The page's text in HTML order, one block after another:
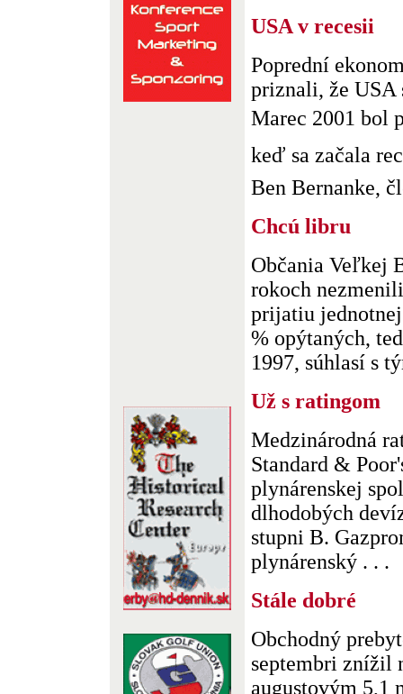
USA v recesii
Poprední
priznali, že USA
Marec 2001
keď sa začala
Ben Bernanke,
Chcú libru
Občania Veľkej
rokoch
prijatiu
% opýtaných,
1997, súhlasí s
Už s ratingom
Medzinárodná
Standard &
plynárenskej
dlhodobých
stupni B.
plynárenský . . .
Stále dobré
Obchodný
septembri znížil
augustovým 5,1